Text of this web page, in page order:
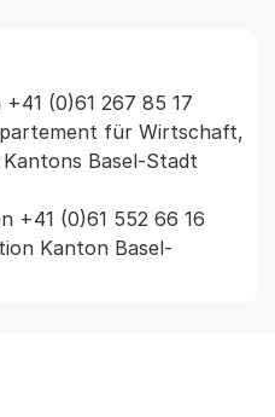
(0)61 267 85 17
für Wirtschaft,
Basel-Stadt
+41 (0)61 552 66 16
Kanton Basel-